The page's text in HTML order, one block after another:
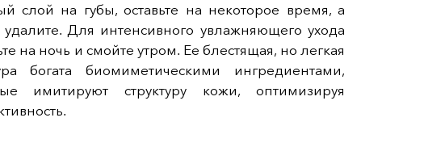
слой на губы, оставьте на некоторое время, а
удалите. Для интенсивного увлажняющего ухода
на ночь и смойте утром. Ее блестящая, но легкая
богата биомиметическими ингредиентами,
имитируют структуру кожи, оптимизируя